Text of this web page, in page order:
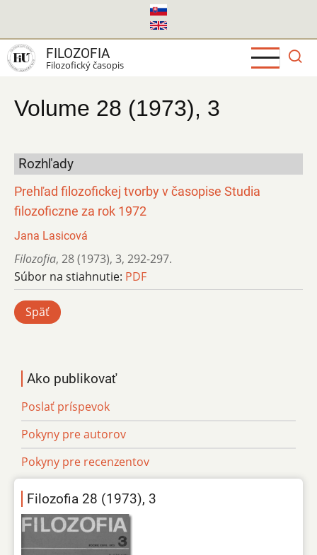
hlavný
obsah
FILOZOFIA
Filozofický časopis
Volume 28 (1973), 3
Rozhľady
Prehľad filozofickej tvorby v časopise Studia
filozoficzne za rok 1972
Jana Lasicová
Filozofia, 28 (1973), 3, 292-297.
Súbor na stiahnutie: PDF
Späť
Ako publikovať
Poslať príspevok
Pokyny pre autorov
Pokyny pre recenzentov
Filozofia 28 (1973), 3